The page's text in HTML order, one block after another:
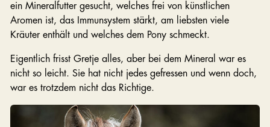
ein Mineralfutter gesucht, welches frei von künstlichen
Aromen ist, das Immunsystem stärkt, am liebsten viele
Kräuter enthält und welches dem Pony schmeckt.
Eigentlich frisst Gretje alles, aber bei dem Mineral war es
nicht so leicht. Sie hat nicht jedes gefressen und wenn doch,
war es trotzdem nicht das Richtige.